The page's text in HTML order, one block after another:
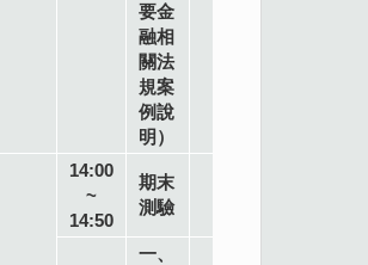
要金
融相
關法
規案
例說
明）
14:00
~
14:50
期末
測驗
一、